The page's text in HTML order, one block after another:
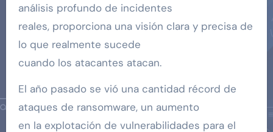
análisis profundo de incidentes
reales, proporciona una visión clara y precisa de
lo que realmente sucede
cuando los atacantes atacan.
El año pasado se vió una cantidad récord de
ataques de ransomware, un aumento
en la explotación de vulnerabilidades para el